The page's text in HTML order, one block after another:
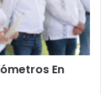
En